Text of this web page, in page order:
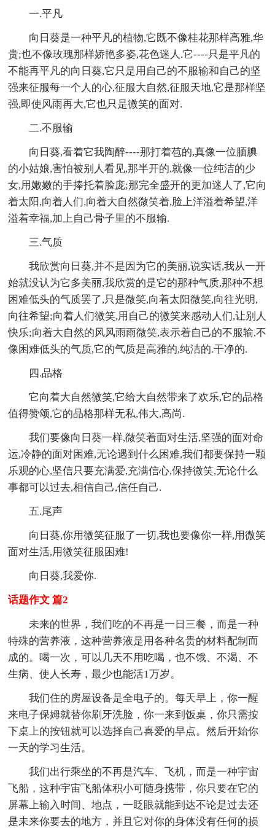
一.平凡
向日葵是一种平凡的植物,它既不像桂花那样高雅,华
贵;也不像玫瑰那样娇艳多姿,花色迷人.它----只是平凡的
不能再平凡的向日葵,它只是用自己的不服输和自己的坚
强来征服每一个人的心,征服大自然,征服天地,它是那样坚
强,即使风雨再大,它也只是微笑的面对.
二.不服输
向日葵,看着它我陶醉----那打着苞的,真像一位腼腆
的小姑娘,害怕被别人看见,那半开的,就像一位纯洁的少
女,用嫩嫩的手捧托着脸庞;那完全盛开的更加迷人了,它向
着太阳,向着人们,向着大自然微笑着,脸上洋溢着希望,洋
溢着幸福,加上自己骨子里的不服输.
三.气质
我欣赏向日葵,并不是因为它的美丽,说实话,我从一开
始就没认为它多美丽,我欣赏的是它的那种气质,那种不想
困难低头的气质罢了,只是微笑,向着太阳微笑,向往光明,
向往希望;向着人们微笑,用自己的微笑来感动人们,让别人
快乐;向着大自然的风风雨雨微笑,表示着自己的不服输,不
像困难低头的气质,它的气质是高雅的,纯洁的.干净的.
四.品格
它向着大自然微笑,它给大自然带来了欢乐,它的品格
值得赞颂,它的品格那样无私,伟大,高尚.
我们要像向日葵一样,微笑着面对生活,坚强的面对命
运,冷静的面对困难,无论遇到什么困难,我们都要保持一颗
乐观的心,坚信只要充满爱,充满信心,保持微笑,无论什么
事都可以过去,相信自己,信任自己.
五.尾声
向日葵,你用微笑征服了一切,我也要像你一样,用微笑
面对生活,用微笑征服困难!
向日葵,我爱你.
话题作文 篇2
未来的世界，我们吃的不再是一日三餐，而是一种
特殊的营养液，这种营养液是用各种名贵的材料配制而
成的。喝一次，可以几天不用吃喝，也不饿、不渴、不
生病、使人长寿，最少也能活1万岁。
我们住的房屋设备是全电子的。每天早上，你一醒
来电子保姆就替你刷牙洗脸，你一来到饭桌，你只需按
下桌上的按钮就可以选择自己喜爱的早点。然后开始你
一天的学习生活。
我们出行乘坐的不再是汽车、飞机，而是一种宇宙
飞船，这种宇宙飞船体积小可随身携带，你只要在它的
屏幕上输入时间、地点，一眨眼就能到达不论是过去还
是未来你要去的地方，并且它对你的身体没有任何的损